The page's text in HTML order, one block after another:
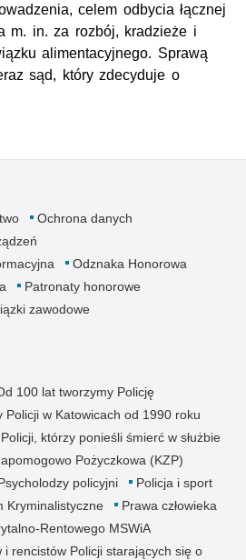
celem odbycia łącznej
m. in. za rozbój, kradzieże i
alimentacyjnego. Sprawą
sąd, który zdecyduje o
Ochrona danych
Odznaka Honorowa
Patronaty honorowe
zawodowe
100 lat tworzymy Policję
Policji w Katowicach od 1990 roku
którzy ponieśli śmierć w służbie
Pożyczkowa (KZP)
policyjni
Policja i sport
Kryminalistyczne
Prawa człowieka
Rentowego MSWiA
rencistów Policji starających się o